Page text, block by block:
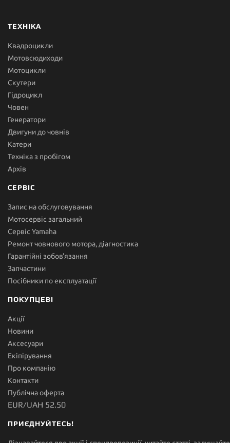
ТЕХНІКА
Квадроцикли
Мотовсюдиходи
Мотоцикли
Скутери
Гідроцикл
Човен
Генератори
Двигуни до човнів
Катери
Техніка з пробігом
Архів
СЕРВІС
Запис на обслуговування
Мотосервіс загальний
Сервіс Yamaha
Ремонт човнового мотора, діагностика
Гарантійні зобов'язання
Запчастини
Посібники по експлуатації
ПОКУПЦЕВІ
Акції
Новини
Аксесуари
Екіпірування
Про компанію
Контакти
Публічна оферта
EUR/UAH 52.50
ПРИЄДНУЙТЕСЬ!